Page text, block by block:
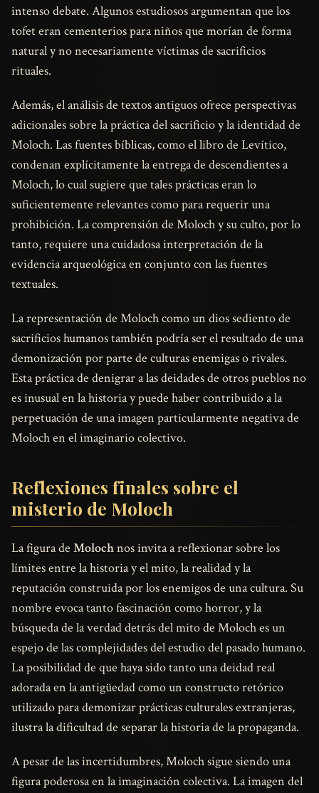
intenso debate. Algunos estudiosos argumentan que los
tofet eran cementerios para niños que morían de forma
natural y no necesariamente víctimas de sacrificios
rituales.
Además, el análisis de textos antiguos ofrece perspectivas
adicionales sobre la práctica del sacrificio y la identidad de
Moloch. Las fuentes bíblicas, como el libro de Levítico,
condenan explícitamente la entrega de descendientes a
Moloch, lo cual sugiere que tales prácticas eran lo
suficientemente relevantes como para requerir una
prohibición. La comprensión de Moloch y su culto, por lo
tanto, requiere una cuidadosa interpretación de la
evidencia arqueológica en conjunto con las fuentes
textuales.
La representación de Moloch como un dios sediento de
sacrificios humanos también podría ser el resultado de una
demonización por parte de culturas enemigas o rivales.
Esta práctica de denigrar a las deidades de otros pueblos no
es inusual en la historia y puede haber contribuido a la
perpetuación de una imagen particularmente negativa de
Moloch en el imaginario colectivo.
Reflexiones finales sobre el
misterio de Moloch
La figura de Molochnos invita a reflexionar sobre los
límites entre la historia y el mito, la realidad y la
reputación construida por los enemigos de una cultura. Su
nombre evoca tanto fascinación como horror, y la
búsqueda de la verdad detrás del mito de Moloch es un
espejo de las complejidades del estudio del pasado humano.
La posibilidad de que haya sido tanto una deidad real
adorada en la antigüedad como un constructo retórico
utilizado para demonizar prácticas culturales extranjeras,
ilustra la dificultad de separar la historia de la propaganda.
A pesar de las incertidumbres, Moloch sigue siendo una
figura poderosa en la imaginación colectiva. La imagen del